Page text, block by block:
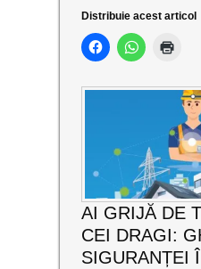
Distribuie acest articol
AI GRIJĂ DE
CEI DRAGI:
SIGURANȚEI